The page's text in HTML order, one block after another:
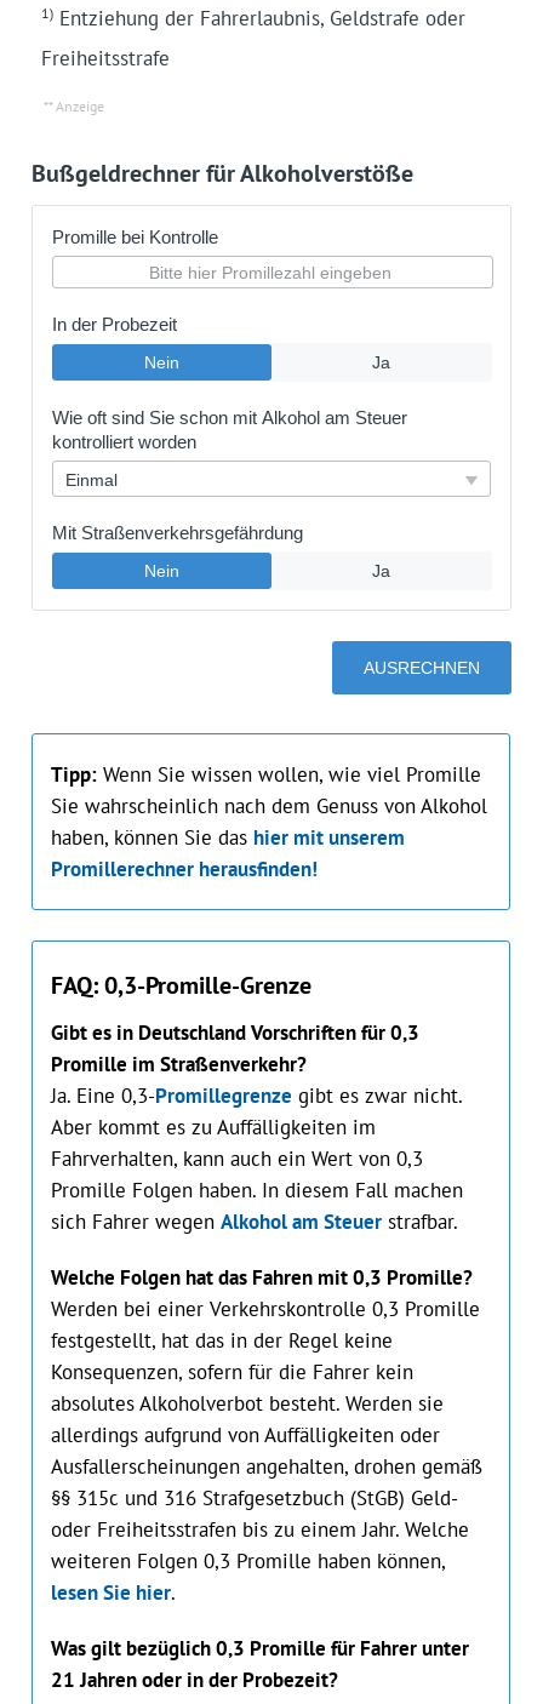
1)Ent­ziehung der Fahr­er­laub­nis, Geld­strafe oder
Frei­heits­strafe
Bußgeldrechner für Alkoholverstöße
Tipp:Wenn Sie wissen wollen, wie viel Promille
Sie wahrscheinlich nach dem Genuss von Alkohol
haben, können Sie das hier mit unserem
Promillerechner herausfinden!
FAQ: 0,3-Promille-Grenze
Gibt es in Deutschland Vorschriften für 0,3
Promille im Straßenverkehr?
Ja. Eine 0,3-Promillegrenze gibt es zwar nicht.
Aber kommt es zu Auffälligkeiten im
Fahrverhalten, kann auch ein Wert von 0,3
Promille Folgen haben. In diesem Fall machen
sich Fahrer wegen Alkohol am Steuerstrafbar.
Welche Folgen hat das Fahren mit 0,3 Promille?
Werden bei einer Verkehrskontrolle 0,3 Promille
festgestellt, hat das in der Regel keine
Konsequenzen, sofern für die Fahrer kein
absolutes Alkoholverbot besteht. Werden sie
allerdings aufgrund von Auffälligkeiten oder
Ausfallerscheinungen angehalten, drohen gemäß
§§ 315c und 316 Strafgesetzbuch (StGB) Geld-
oder Freiheitsstrafen bis zu einem Jahr. Welche
weiteren Folgen 0,3 Promille haben können,
lesen Sie hier.
Was gilt bezüglich 0,3 Promille für Fahrer unter
21 Jahren oder in der Probezeit?